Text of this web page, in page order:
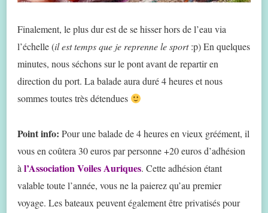
Finalement, le plus dur est de se hisser hors de l’eau via
l’échelle (il est temps que je reprenne le sport:p) En quelques
minutes, nous séchons sur le pont avant de repartir en
direction du port. La balade aura duré 4 heures et nous
sommes toutes très détendues
Point info: Pour une balade de 4 heures en vieux gréément, il
vous en coûtera 30 euros par personne +20 euros d’adhésion
àl’Association Voiles Auriques. Cette adhésion étant
valable toute l’année, vous ne la paierez qu’au premier
voyage. Les bateaux peuvent également être privatisés pour